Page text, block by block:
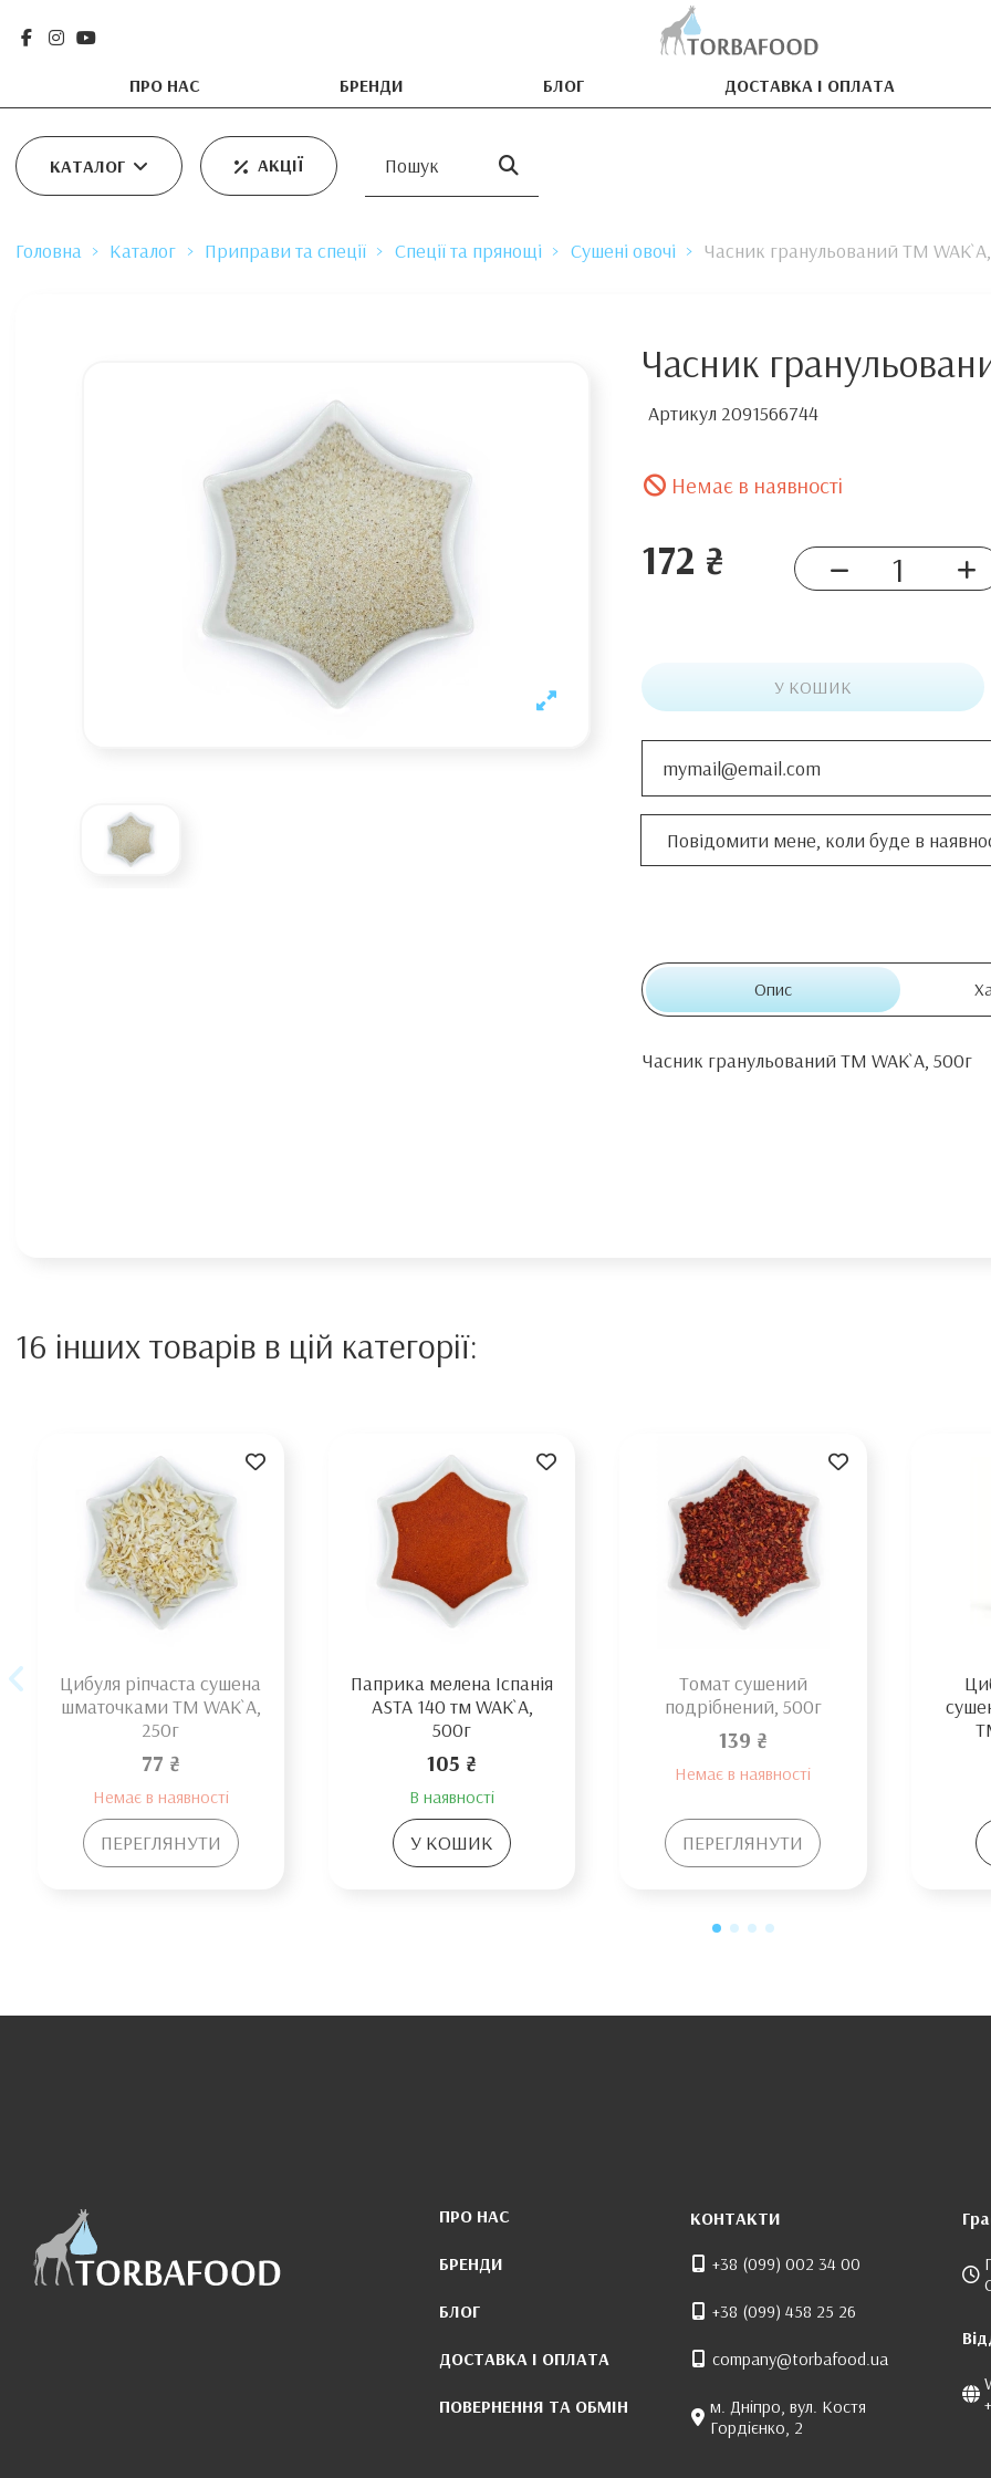
ПРО НАС БРЕНДИ БЛОГ ДОСТАВКА І ОПЛАТА
КАТАЛОГ АКЦІЇ
Головна Каталог Приправи та спеції Спеції та прянощі Сушені овочі Часник гранульований TM
Часник
Артикул 2091566744
Немає в наявності
172 ₴
У КОШИК
Опис
Часник гранульований TM WAK`A, 500г
16 інших товарів в цій категорії:
Цибуля ріпчаста сушена
шматочками TM WAK`A,
250г
77 ₴
Немає в наявності
ПЕРЕГЛЯНУТИ
Паприка мелена Іспанія
ASTA 140 тм WAK`A,
500г
105 ₴
В наявності
У КОШИК
Томат сушений
подрібнений, 500г
139 ₴
Немає в наявності
ПЕРЕГЛЯНУТИ
ПРО НАС
БРЕНДИ
БЛОГ
ДОСТАВКА І ОПЛАТА
ПОВЕРНЕННЯ ТА ОБМІН
КОНТАКТИ
+38 (099) 002 34 00
+38 (099) 458 25 26
company@torbafood.ua
м. Дніпро, вул. Костя
Гордієнко, 2